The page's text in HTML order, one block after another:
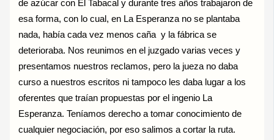
de azúcar con El Tabacal y durante tres años trabajaron de
esa forma, con lo cual, en La Esperanza no se plantaba
nada, había cada vez menos caña y la fábrica se
deterioraba. Nos reunimos en el juzgado varias veces y
presentamos nuestros reclamos, pero la jueza no daba
curso a nuestros escritos ni tampoco les daba lugar a los
oferentes que traían propuestas por el ingenio La
Esperanza. Teníamos derecho a tomar conocimiento de
cualquier negociación, por eso salimos a cortar la ruta.